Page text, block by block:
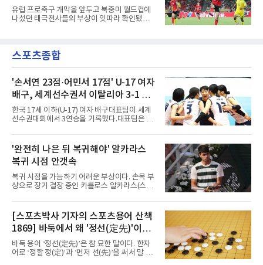
골을 도왔다.투입 직후 결정적인 장면을 만들었
다. 1-0으로 앞서던 후반 21분 그라운드를 밟은
그는 후반 37분 상대 수비 라인 사이를 찌르는
흔들었다.시점도 좋았다. 프랑스 올랭피크 리옹
이적설이 도는 배준호는 시즌 첫
악재
유럽 프로축구 개막을 앞두고 북중미 월드컵에
나섰던 태극전사들의 부상이 잇따라 확인됐다.
쳐 당분간 출전이 어렵다고 밝혔다. 그는 후반 교
체 투입돼 두 골을 넣었으나 후반 22분 부상으로
에서 태어난 카스트로프는 측면 미드필더와 측
면 수비가 가능한 자원으로, 월드컵 남아프리카
공화국과의 조별리그 3차전에 출전했다. 해외
출생 혼혈 선수의 한국 남자 대표팀 월드컵 출전
은 그가 처음이다. 묀헨글라트바흐는 23일 DFB
포칼 1라운드, 29일 라이프치히
스포츠종합
'손서연 23점·어민서 17점' U-17 여자
배구, 세계선수권서 이탈리아 3-1 완
파...조별리그 3연승
한국 17세 이하(U-17) 여자 배구대표팀이 세계
선수권대회에서 3연승을 기록했다.대표팀은 9
FIVB U-17 여자 세계선수권대회 조별리그 D조
3차전에서 이탈리아를 3-1(25-14 25-19 13-25
25-20)로 꺾었다. 푸에르토리코, 대만에 이은 3
연승으로 승점 9를 쌓아 조 1위에 올랐다. 24개
팀이 6개 팀씩 4개 조로 나뉘어 조별리그를 치르
며 각 조 상위 4개 팀이 16강에 진출한다.지난해
U-16 아시아선수권 우승으로 처음 이 대회에 나
종반 점수 차를 벌려 승점 3을 챙겼다.블로킹은
7-16으로 밀렸지만 한국보다
'완전히 나은 뒤 복귀해야' 알카라스
복귀 시점 안갯속
복귀 시점을 가늠하기 어려운 부상이다. 손목 부
상으로 장기 결장 중인 카를로스 알카라스(스페
을지 관심이 쏠린다.얀니크 신네르(이탈리아)와
정상을 다투던 알카라스는 지난 4월 바르셀로나
오픈 이후 넉 달째 남자프로테니스(ATP) 투어 경
기에 나서지 못하고 있다. 9일 영국 BBC 등에 따
르면 그는 손목 힘줄을 감싸는 활막에 염증이 생
기는 건초염을 앓고 있다.이 부상이 까다로운 이
유가 있다. 반복적으로 라켓을 쥐고 휘두르는 동
[스포츠박사 기자의 스포츠용어 산책
1869] 바둑에서 왜 '정선(定先)'이라
말할까
바둑 용어 ‘정선(定先)’은 참 묘한 말이다. 한자
어로 ‘정할 정(定)’과 ‘먼저 선(先)’을 써서 말 그